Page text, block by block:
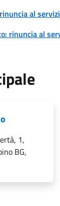
al
rinuncia al
1,
BG,